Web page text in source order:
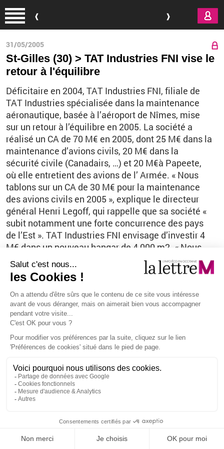
31/05/2005
St-Gilles (30) > TAT Industries FNI vise le
retour à l'équilibre
Déficitaire en 2004, TAT Industries FNI, filiale de
TAT Industries spécialisée dans la maintenance
aéronautique, basée à l’aéroport de Nîmes, mise
sur un retour à l’équilibre en 2005. La société a
réalisé un CA de 70 M€ en 2005, dont 25 M€ dans la
maintenance d’avions civils, 20 M€ dans la
sécurité civile (Canadairs, …) et 20 M€à Papeete,
où elle entretient des avions de l’ Armée. « Nous
tablons sur un CA de 30 M€ pour la maintenance
des avions civils en 2005 », explique le directeur
général Henri Legoff, qui rappelle que sa société «
subit notamment une forte concurrence des pays
de l’Est ». TAT Industries FNI envisage d’investir 4
M€ dans un nouveau hangar de 4 000 m2. « Nous
voulons un hangar dédié à la peinture des avions,
qui permette d’accueillir des Airbus A 320 et des
Boeing 737 », selon Henri Legoff.À la clé : 4 M€ de
CA supplémentaire par an et l’embauche de 20 à 25
personnes. Mais la société (340 personnes à
Nîmes) attend de connaître l’avenir de l’aéroport